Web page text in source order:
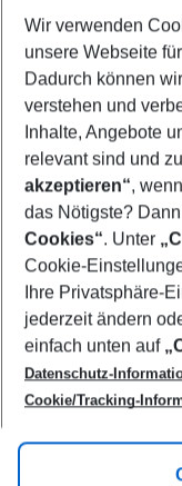
2 Erwachsene
Footer
Footer navigation
Über uns
AGB
Cookie-
Cookie-Richtlinie
Datenschutz
Service & Hilfe
Barrierefreies
Check-in
Folgen Sie uns
Wir verwenden
unsere Webseite
Dadurch können
verstehen und
Inhalte, Angebote
relevant sind und
akzeptieren“,
das Nötigste?
Cookies“. Unter
Cookie-
Ihre Privatsphäre-
jederzeit ändern
einfach unten auf
Datenschutz-
Cookie/Tracking-